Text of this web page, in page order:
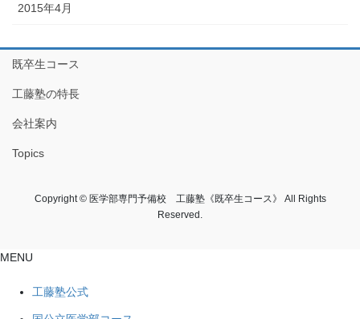
2015年4月
既卒生コース
工藤塾の特長
会社案内
Topics
Copyright © 医学部専門予備校 工藤塾《既卒生コース》 All Rights
Reserved.
MENU
工藤塾公式